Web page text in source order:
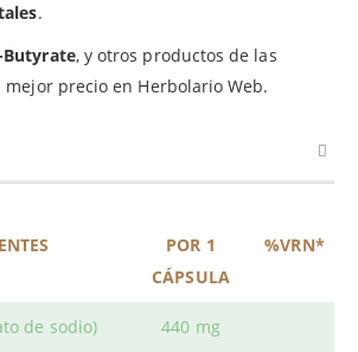
.
Butyrate, y otros productos de las
mejor precio en Herbolario Web.
POR 1
CÁPSULA
%VRN*
de sodio) 440 mg